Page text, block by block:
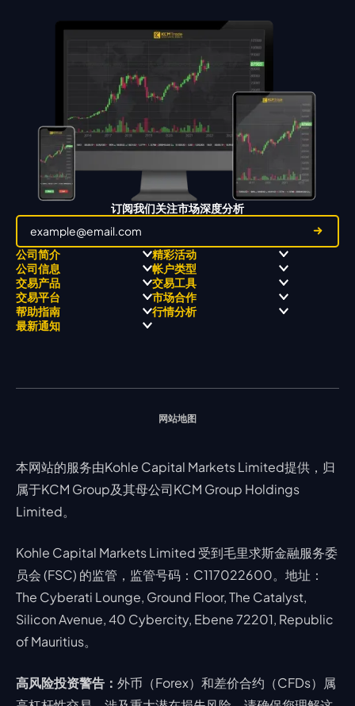
订阅我们关注市场深度分析
公司简介
关于
关于 KCM Group
三大优势
奖项和成就
精彩活动
职业高尔夫 x 飘移队
全球高尔夫锦标赛
公司信息
经营理念
公开信息与风险披露
公司新闻
视频库
帐户类型
ECN 账户
STP 账户
账户比较
交易产品
Forex
贵金属
能源
交易工具
交易平台
MetaTrader 4
MetaTrader 5
市场合作
帮助指南 行情分析
最新通知
网站地图
本网站的服务由Kohle Capital Markets Limited提供，归
属于KCM Group及其母公司KCM Group Holdings
Limited。
Kohle Capital Markets Limited 受到毛里求斯金融服务委
员会 (FSC) 的监管，监管号码：C117022600。地址：
The Cyberati Lounge, Ground Floor, The Catalyst,
Silicon Avenue, 40 Cybercity, Ebene 72201, Republic
of Mauritius。
高风险投资警告： 外币（Forex）和差价合约（CFDs）属